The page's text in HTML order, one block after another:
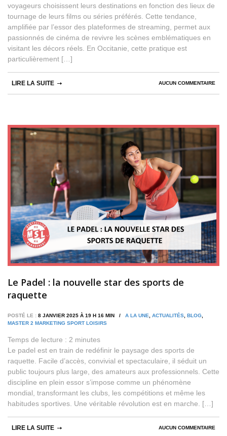
voyageurs choisissent leurs destinations en fonction des lieux de
tournage de leurs films ou séries préférés. Cette tendance,
amplifiée par l’essor des plateformes de streaming, permet aux
passionnés de cinéma de revivre les scènes emblématiques en
visitant les décors réels. En Occitanie, cette pratique est
particulièrement […]
AUCUN COMMENTAIRE
LIRE LA SUITE
Le Padel : la nouvelle star des sports de
raquette
POSTÉ LE : 8 JANVIER 2025 À 19 H 16 MIN / A LA UNE, ACTUALITÉS, BLOG,
MASTER 2 MARKETING SPORT LOISIRS
Temps de lecture : 2 minutes
Le padel est en train de redéfinir le paysage des sports de
raquette. Facile d’accès, convivial et spectaculaire, il séduit un
public toujours plus large, des amateurs aux professionnels. Cette
discipline en plein essor s’impose comme un phénomène
mondial, transformant les clubs, les compétitions et même les
habitudes sportives. Une véritable révolution est en marche. […]
AUCUN COMMENTAIRE
LIRE LA SUITE